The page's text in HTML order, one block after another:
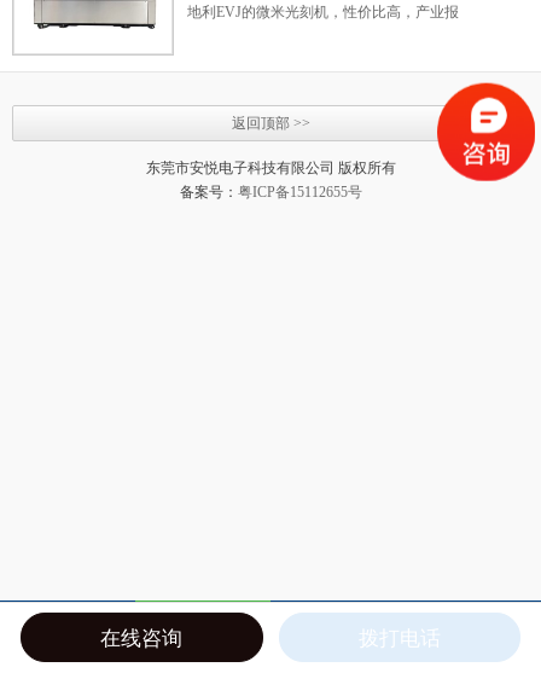
地利EVJ的微米光刻机，性价比高，产业报
制造工艺的陶瓷基板 、 晶圆， 进行精密图像
返回顶部 >>
东莞市安悦电子科技有限公司 版权所有
备案号： 粤ICP备15112655号
在线咨询 拨打电话